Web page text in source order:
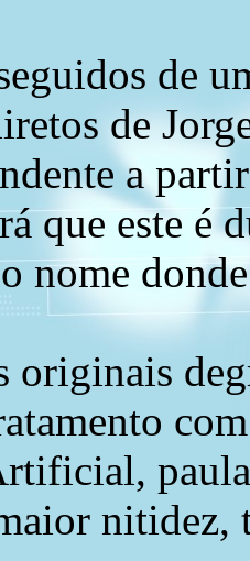
de
de
a
que este é
nome
originais
nitidez,